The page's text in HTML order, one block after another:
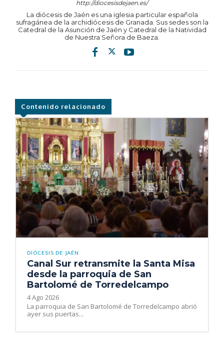
http://diocesisdejaen.es/
La diócesis de Jaén es una iglesia particular española
sufragánea de la archidiócesis de Granada. Sus sedes son la
Catedral de la Asunción de Jaén y Catedral de la Natividad
de Nuestra Señora de Baeza.
Contenido relacionado
DIÓCESIS DE JAÉN
Canal Sur retransmite la Santa Misa
desde la parroquia de San
Bartolomé de Torredelcampo
4 Ago 2026
La parroquia de San Bartolomé de Torredelcampo abrió
ayer sus puertas...